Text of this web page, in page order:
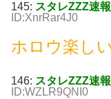
145: スタレZZZ速報
ID:XnrRar4J0
ホロウ楽し
146: スタレZZZ速報
ID:WZLR9QNI0